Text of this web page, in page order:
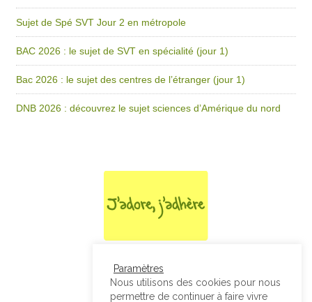
Sujet de Spé SVT Jour 2 en métropole
BAC 2026 : le sujet de SVT en spécialité (jour 1)
Bac 2026 : le sujet des centres de l’étranger (jour 1)
DNB 2026 : découvrez le sujet sciences d’Amérique du nord
Paramètres
Nous utilisons des cookies pour nous
permettre de continuer à faire vivre